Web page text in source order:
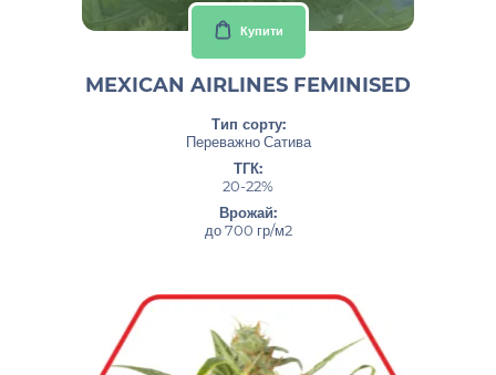
Купити
MEXICAN AIRLINES FEMINISED
Тип сорту:
Переважно Сатива
ТГК:
20-22%
Врожай:
до 700 гр/м2